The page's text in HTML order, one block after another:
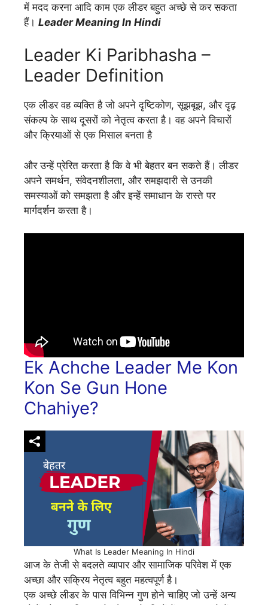
में मदद करना आदि काम एक लीडर बहुत अच्छे से कर सकता
हैं। Leader Meaning In Hindi
Leader Ki Paribhasha –
Leader Definition
एक लीडर वह व्यक्ति है जो अपने दृष्टिकोण, सूझबूझ, और दृढ़
संकल्प के साथ दूसरों को नेतृत्व करता है। वह अपने विचारों
और क्रियाओं से एक मिसाल बनता है
और उन्हें प्रेरित करता है कि वे भी बेहतर बन सकते हैं। लीडर
अपने समर्थन, संवेदनशीलता, और समझदारी से उनकी
समस्याओं को समझता है और इन्हें समाधान के रास्ते पर
मार्गदर्शन करता है।
Ek Achche Leader Me Kon
Kon Se Gun Hone
Chahiye?
What Is Leader Meaning In Hindi
आज के तेजी से बदलते व्यापार और सामाजिक परिवेश में एक
अच्छा और सक्रिय नेतृत्व बहुत महत्वपूर्ण है।
एक अच्छे लीडर के पास विभिन्न गुण होने चाहिए जो उन्हें अन्य